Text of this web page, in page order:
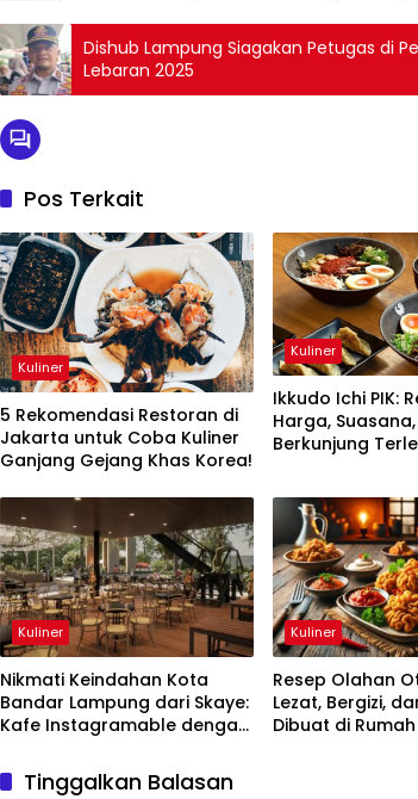
Dishub Lampung Siagakan Petugas di
Lebaran 2025
Pos Terkait
Kuliner
5 Rekomendasi Restoran di
Jakarta untuk Coba Kuliner
Ganjang Gejang Khas Korea!
Kuliner
Ikkudo Ichi PIK:
Harga,
Berkunjung
Kuliner
Nikmati Keindahan Kota
Bandar Lampung dari Skaye:
Kafe Instagramable dengan
Kuliner
Resep Olahan
Lezat, Bergizi,
Dibuat di Rumah
Tinggalkan Balasan